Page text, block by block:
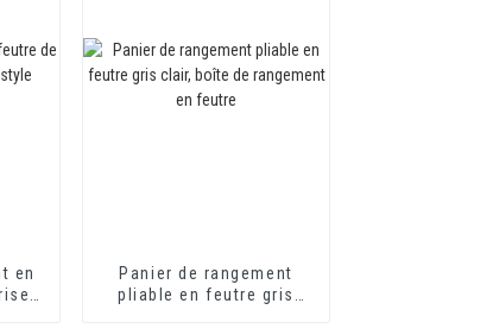
en
Panier de rangement
pliable en feutre gris